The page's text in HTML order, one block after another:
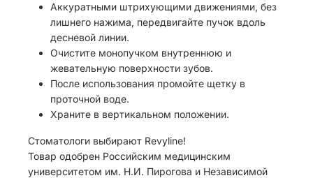
Аккуратными штрихующими движениями, без
лишнего нажима, передвигайте пучок вдоль
десневой линии.
Очистите монопучком внутреннюю и
жевательную поверхности зубов.
После использования промойте щетку в
проточной воде.
Храните в вертикальном положении.
Стоматологи выбирают Revyline!
Товар одобрен Российским медицинским
университетом им. Н.И. Пирогова и Независимой